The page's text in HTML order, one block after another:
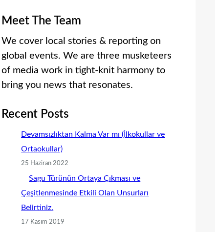
Meet The Team
We cover local stories & reporting on
global events. We are three musketeers
of media work in tight-knit harmony to
bring you news that resonates.
Recent Posts
Devamsızlıktan Kalma Var mı (İlkokullar ve
Ortaokullar)
25 Haziran 2022
Sagu Türünün Ortaya Çıkması ve
Çeşitlenmesinde Etkili Olan Unsurları
Belirtiniz.
17 Kasım 2019